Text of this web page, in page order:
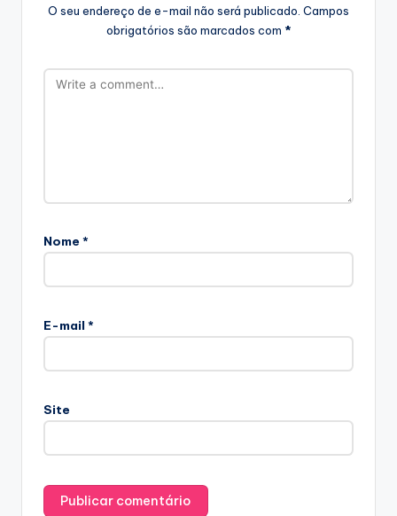
O seu endereço de e-mail não será publicado. Campos
obrigatórios são marcados com *
Nome *
E-mail *
Site